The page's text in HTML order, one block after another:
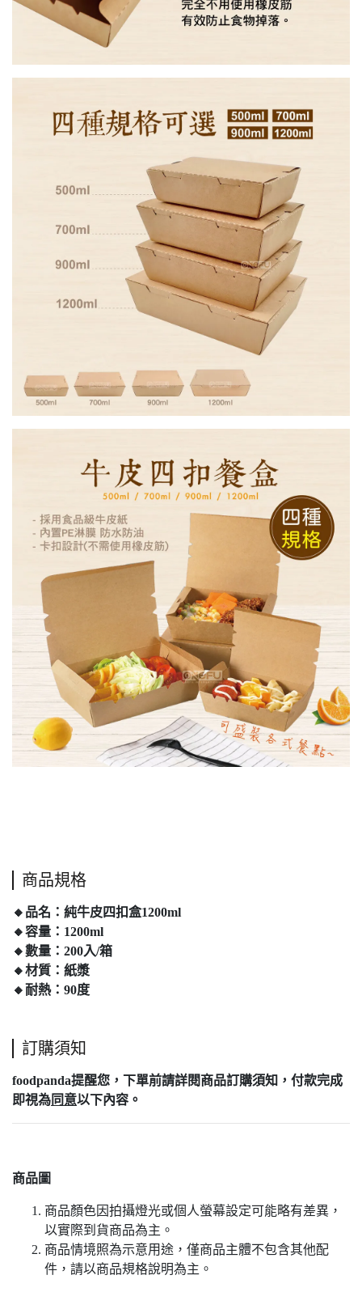
商品規格
🔸品名：純牛皮四扣盒1200ml
🔸容量：1200ml
🔸數量：200入/箱
🔸材質：紙漿
🔸耐熱：90度
訂購須知
foodpanda提醒您，下單前請詳閱商品訂購須知 ，付款完成
即視為同意以下內容。
商品圖
商品顏色因拍攝燈光或個人螢幕設定可能略有差異，
以實際到貨商品為主。
商品情境照為示意用途，僅商品主體不包含其他配
件，請以商品規格說明為主。